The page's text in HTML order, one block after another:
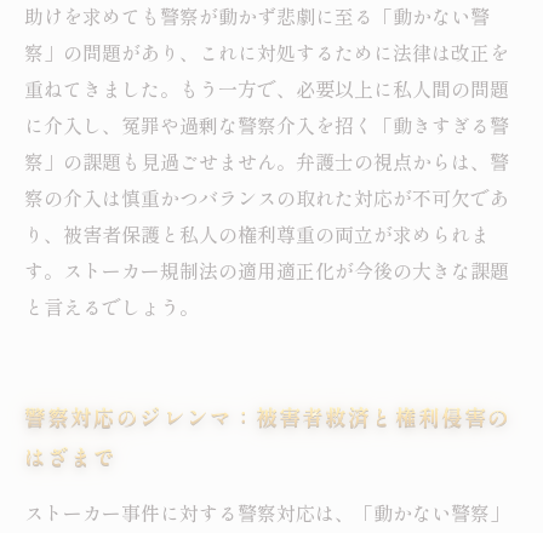
助けを求めても警察が動かず悲劇に至る「動かない警
察」の問題があり、これに対処するために法律は改正を
重ねてきました。もう一方で、必要以上に私人間の問題
に介入し、冤罪や過剰な警察介入を招く「動きすぎる警
察」の課題も見過ごせません。弁護士の視点からは、警
察の介入は慎重かつバランスの取れた対応が不可欠であ
り、被害者保護と私人の権利尊重の両立が求められま
す。ストーカー規制法の適用適正化が今後の大きな課題
と言えるでしょう。
警察対応のジレンマ：被害者救済と権利侵害の
はざまで
ストーカー事件に対する警察対応は、「動かない警察」